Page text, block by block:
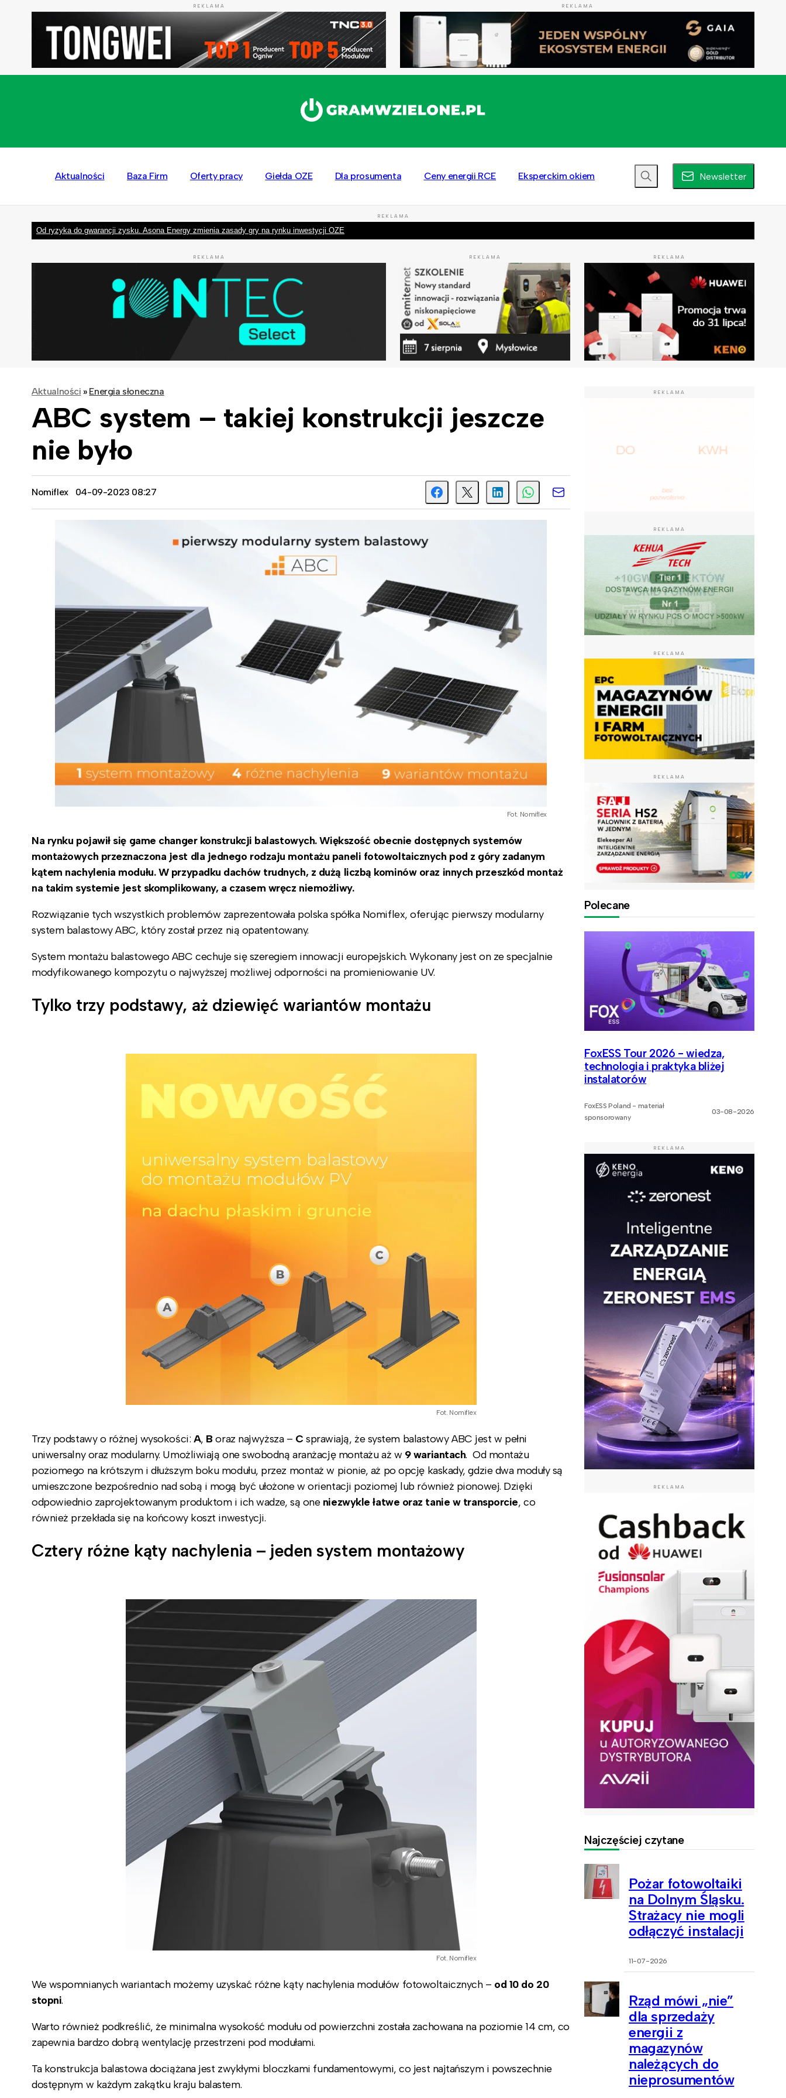
REKLAMA REKLAMA
Aktualności Baza Firm Oferty pracy Giełda OZE Dla prosumenta Ceny energii RCE Eksperckim okiem Newsletter
REKLAMA
Od ryzyka do gwarancji zysku. Asona Energy zmienia zasady gry na rynku inwestycji OZE
REKLAMA REKLAMA REKLAMA
Aktualności » Energia słoneczna
ABC system – takiej konstrukcji jeszcze
nie było
Nomiflex 04-09-2023 08:27
Fot. Nomiflex
Na rynku pojawił się game changer konstrukcji balastowych. Większość obecnie dostępnych systemów
montażowych przeznaczona jest dla jednego rodzaju montażu paneli fotowoltaicznych pod z góry zadanym
kątem nachylenia modułu. W przypadku dachów trudnych, z dużą liczbą kominów oraz innych przeszkód montaż
na takim systemie jest skomplikowany, a czasem wręcz niemożliwy.
Rozwiązanie tych wszystkich problemów zaprezentowała polska spółka Nomiflex, oferując pierwszy modularny
system balastowy ABC, który został przez nią opatentowany.
System montażu balastowego ABC cechuje się szeregiem innowacji europejskich. Wykonany jest on ze specjalnie
modyfikowanego kompozytu o najwyższej możliwej odporności na promieniowanie UV.
Tylko trzy podstawy, aż dziewięć wariantów montażu
Fot. Nomiflex
Trzy podstawy o różnej wysokości: A, B oraz najwyższa – C sprawiają, że system balastowy ABC jest w pełni
uniwersalny oraz modularny. Umożliwiają one swobodną aranżację montażu aż w 9 wariantach. Od montażu
poziomego na krótszym i dłuższym boku modułu, przez montaż w pionie, aż po opcję kaskady, gdzie dwa moduły są
umieszczone bezpośrednio nad sobą i mogą być ułożone w orientacji poziomej lub również pionowej. Dzięki
odpowiednio zaprojektowanym produktom i ich wadze, są one niezwykle łatwe oraz tanie w transporcie, co
również przekłada się na końcowy koszt inwestycji.
Cztery różne kąty nachylenia – jeden system montażowy
Fot. Nomiflex
We wspomnianych wariantach możemy uzyskać różne kąty nachylenia modułów fotowoltaicznych – od 10 do 20
stopni.
Warto również podkreślić, że minimalna wysokość modułu od powierzchni została zachowana na poziomie 14 cm, co
zapewnia bardzo dobrą wentylację przestrzeni pod modułami.
Ta konstrukcja balastowa dociążana jest zwykłymi bloczkami fundamentowymi, co jest najtańszym i powszechnie
dostępnym w każdym zakątku kraju balastem.
REKLAMA
REKLAMA
REKLAMA
REKLAMA
Polecane
FoxESS Tour 2026 - wiedza,
technologia i praktyka bliżej
instalatorów
FoxESS Poland - materiał
sponsorowany
03-08-2026
REKLAMA
REKLAMA
Najczęściej czytane
Pożar fotowoltaiki
na Dolnym Śląsku.
Strażacy nie mogli
odłączyć instalacji
11-07-2026
Rząd mówi „nie”
dla sprzedaży
energii z
magazynów
należących do
nieprosumentów